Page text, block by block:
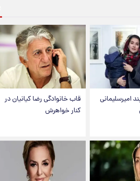
امیرسلیمانی
قاب خانوادگی رضا کیانیان در
کنار خواهرش